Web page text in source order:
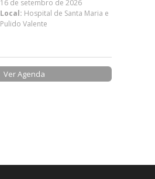
16 de setembro de 2026
Local: Hospital de Santa Maria e
Pulido Valente
Ver Agenda